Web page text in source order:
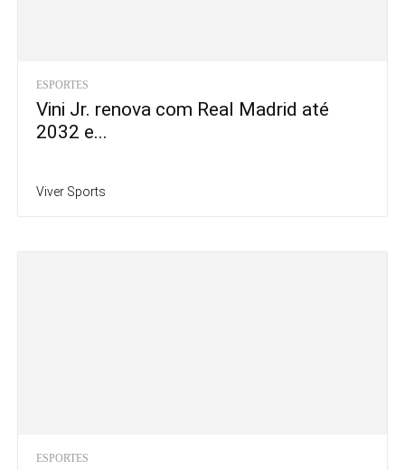
ESPORTES
Vini Jr. renova com Real Madrid até
2032 e...
Viver Sports
ESPORTES